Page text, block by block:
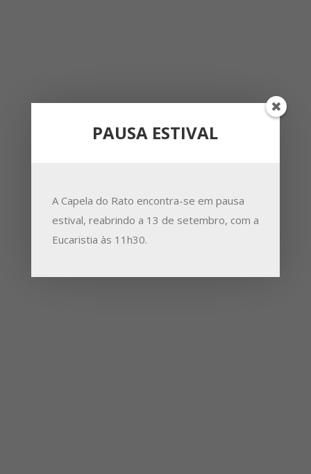
PAUSA ESTIVAL
A Capela do Rato encontra-se em pausa
estival, reabrindo a 13 de setembro, com a
Eucaristia às 11h30.